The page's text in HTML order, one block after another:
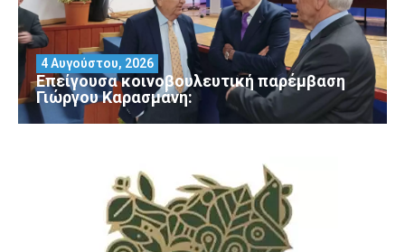
Επείγουσα κοινοβουλευτική παρέμβαση
Γιώργου Καρασμάνη:
4 Αυγούστου, 2026